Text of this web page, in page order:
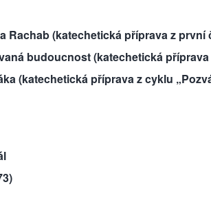
Rachab (katechetická příprava z
budoucnost (katechetická
(katechetická příprava z cyklu